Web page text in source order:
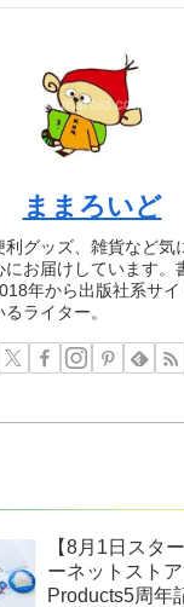
ままろいど
利グッズ、雑貨など気
にお届けしています。
年から出版社系サイ
ライター。
【8月1日スタ
ーネットスト
Products5周年